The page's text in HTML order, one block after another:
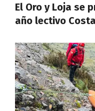
El Oro y Loja se
año lectivo